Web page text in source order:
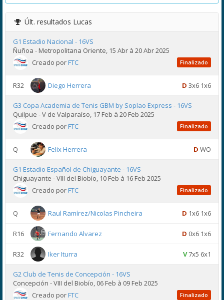
Últ. resultados Lucas
G1 Estadio Nacional - 16VS
Ñuñoa - Metropolitana Oriente, 15 Abr à 20 Abr 2025
Creado porFTC Finalizado
R32 Diego Herrera D 3x6 1x6
G3 Copa Academia de Tenis GBM by Soplao Express - 16VS
Quilpue - V de Valparaíso, 17 Feb à 20 Feb 2025
Creado porFTC Finalizado
Q Felix Herrera D WO
G1 Estadio Español de Chiguayante - 16VS
Chiguayante - VIII del Biobío, 10 Feb à 16 Feb 2025
Creado porFTC Finalizado
Q Raul Ramírez/Nicolas Pincheira D 1x6 1x6
R16 Fernando Alvarez D 0x6 1x6
R32 Iker Iturra V7x5 6x1
G2 Club de Tenis de Concepción - 16VS
Concepción - VIII del Biobío, 06 Feb à 09 Feb 2025
Creado porFTC Finalizado